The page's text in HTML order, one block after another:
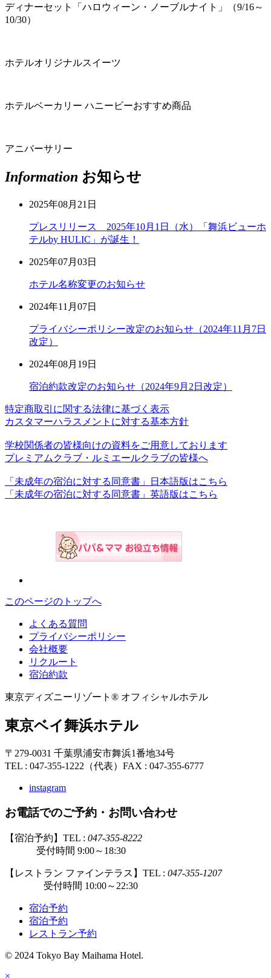
ディナーセット「ハロウィーン・ノーブルナイト」（9/16～
10/30）
ホテルオリジナルスイーツ
ホテルベーカリー ハニービーおすすめ商品
アニバーサリー
Information お知らせ
2025年08月21日
プレスリリース 2025年10月1日（水）「舞浜ビューホ
テルby HULIC」が誕生！
2025年07月03日
ホテル名称変更のお知らせ
2024年11月07日
プライバシーポリシー改定のお知らせ（2024年11月7日
改定）
2024年08月19日
宿泊約款改定のお知らせ（2024年9月2日改定）
特定商取引に関する法律に基づく表示
カスタマーハラスメントに対する基本方針
学校関係者の皆様向けの資料をご用意しております
プレミアムクラブ・ルミエールクラブの皆様へ
「未成年の宿泊に対する同意書」日本語版はこちら
「未成年の宿泊に対する同意書」英語版はこちら
このページのトップへ
よくある質問
プライバシーポリシー
会社概要
リクルート
宿泊約款
東京ディズニーリゾート® オフィシャルホテル
東京ベイ舞浜ホテル
〒279-0031 千葉県浦安市舞浜1番地34号
TEL : 047-355-1222（代表） FAX : 047-355-6777
instagram
お電話でのご予約・お問い合わせ
【宿泊予約】TEL : 047-355-8222
受付時間 9:00～18:30
【レストラン ファインテラス】TEL : 047-355-1207
受付時間 10:00～22:30
宿泊予約
宿泊予約
レストラン予約
© 2024 Tokyo Bay Maihama Hotel.
×